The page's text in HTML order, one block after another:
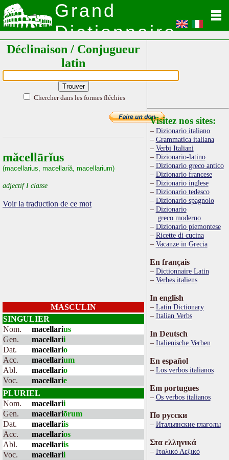
Grand
Dictionnaire
Latin
Déclinaison / Conjugueur
latin
Chercher dans les formes fléchies
măcellārĭus
(macellarius, macellariă, macellarium)
adjectif I classe
Voir la traduction de ce mot
MASCULIN
SINGULIER
Nom.
macellarius
Gen.
macellarii
Dat.
macellario
Acc.
macellarium
Abl.
macellario
Voc.
macellarie
PLURIEL
Nom.
macellarii
Gen.
macellariōrum
Dat.
macellariis
Acc.
macellarios
Abl.
macellariis
Voc.
macellarii
Visitez nos sites:
Dizionario italiano
Grammatica italiana
Verbi Italiani
Dizionario-latino
Dizionario greco antico
Dizionario francese
Dizionario inglese
Dizionario tedesco
Dizionario spagnolo
Dizionario
greco moderno
Dizionario piemontese
Ricette di cucina
Vacanze in Grecia
En français
Dictionnaire Latin
Verbes italiens
In english
Latin Dictionary
Italian Verbs
In Deutsch
Italienische Verben
En español
Los verbos italianos
Em portugues
Os verbos italianos
По русски
Итальянские глаголы
Στα ελληνικά
Ιταλικό Λεξικό